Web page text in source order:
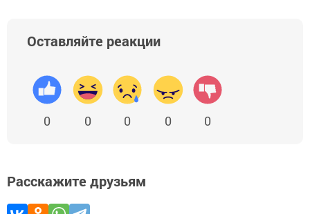
Оставляйте реакции
0 0 0 0 0
Расскажите друзьям